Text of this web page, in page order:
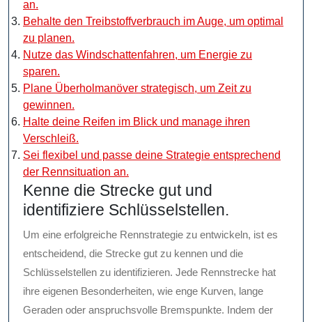
an.
Behalte den Treibstoffverbrauch im Auge, um optimal
zu planen.
Nutze das Windschattenfahren, um Energie zu
sparen.
Plane Überholmanöver strategisch, um Zeit zu
gewinnen.
Halte deine Reifen im Blick und manage ihren
Verschleiß.
Sei flexibel und passe deine Strategie entsprechend
der Rennsituation an.
Kenne die Strecke gut und
identifiziere Schlüsselstellen.
Um eine erfolgreiche Rennstrategie zu entwickeln, ist es
entscheidend, die Strecke gut zu kennen und die
Schlüsselstellen zu identifizieren. Jede Rennstrecke hat
ihre eigenen Besonderheiten, wie enge Kurven, lange
Geraden oder anspruchsvolle Bremspunkte. Indem der